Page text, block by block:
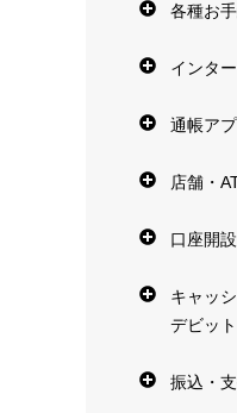
各種お
インタ
通帳ア
店舗・
口座開設
キャッ
デビッ
振込・